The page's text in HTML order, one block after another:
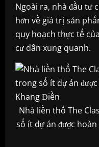
Ngoài ra, nhà đầu tư
hơn về giá trị sản
quy hoạch thực tế
cư dân xung quanh.
Nhà liền thổ The
số ít dự án được